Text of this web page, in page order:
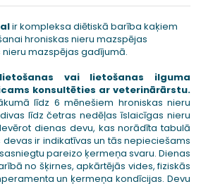
ir kompleksa diētiskā barība kaķiem
hroniskas nieru mazspējas
mazspējas gadījumā.
vai lietošanas ilguma
konsultēties ar veterinārārstu.
līdz 6 mēnešiem hroniskas nieru
līdz četras nedēļas īslaicīgas nieru
dienas devu, kas norādīta tabulā
ir indikatīvas un tās nepieciešams
pareizo ķermeņa svaru. Dienas
no šķirnes, apkārtējās vides, fiziskās
un ķermeņa kondīcijas. Devu